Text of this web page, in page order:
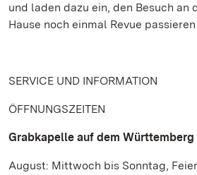
und laden dazu ein, den Besuch an
Hause noch einmal Revue
SERVICE UND INFORMATION
ÖFFNUNGSZEITEN
Grabkapelle auf dem Württemberg
August: Mittwoch bis Sonntag,